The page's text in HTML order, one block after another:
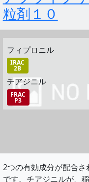
粒剤１０
フィプロニル
IRAC
2B
チアジニル
FRAC
P3
2つの有効成分が配合
です。チアジニルが、